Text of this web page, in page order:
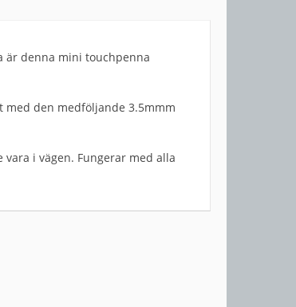
är denna mini touchpenna
den medföljande 3.5mmm
i vägen. Fungerar med alla